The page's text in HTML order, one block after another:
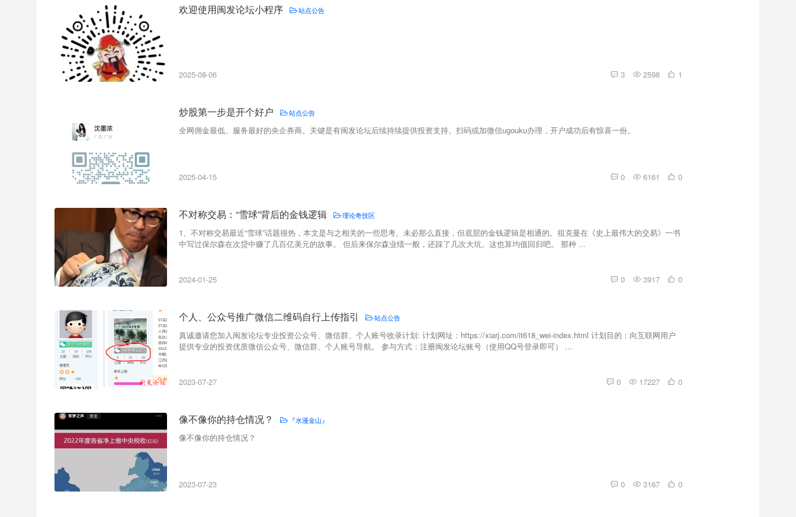
欢迎使用闽发论坛小程序 站点公告
2025-08-06 3 2598 1
炒股第一步是开个好户 站点公告
全网佣金最低、服务最好的央企券商。关键是有闽发论坛后续持续提供投资支持。扫码或加微信ugouku办理，开户成功后有惊喜一份。
2025-04-15 0 6161 0
不对称交易：“雪球”背后的金钱逻辑 理论奇技区
1、不对称交易最近“雪球”话题很热，本文是与之相关的一些思考。未必那么直接，但底层的金钱逻辑是相通的。祖克曼在《史上最伟大的交易》一书
中写过保尔森在次贷中赚了几百亿美元的故事。 但后来保尔森业绩一般，还踩了几次大坑。这也算均值回归吧。 那种 ...
2024-01-25 0 3917 0
个人、公众号推广微信二维码自行上传指引 站点公告
真诚邀请您加入闽发论坛专业投资公众号、微信群、个人账号收录计划: 计划网址：https://xiarj.com/it618_wei-index.html 计划目的：向互联网用户
提供专业的投资优质微信公众号、微信群、个人账号导航。 参与方式：注册闽发论坛账号（使用QQ号登录即可） ...
2023-07-27 0 17227 0
像不像你的持仓情况？ 『水漫金山』
像不像你的持仓情况？
2023-07-23 0 3167 0